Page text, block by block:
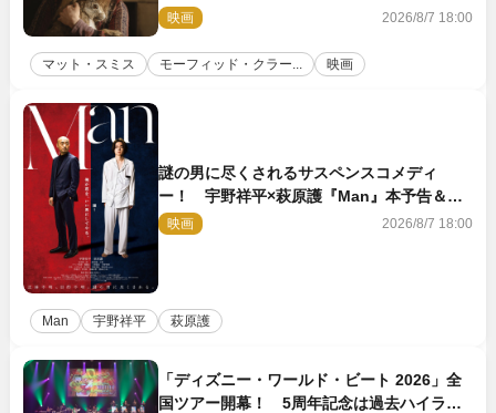
映画 2026/8/7 18:00
マット・スミス モーフィッド・クラー... 映画
謎の男に尽くされるサスペンスコメディ
ー！ 宇野祥平×萩原護『Man』本予告＆新
ビジュアル解禁
映画 2026/8/7 18:00
Man 宇野祥平 萩原護
「ディズニー・ワールド・ビート 2026」全
国ツアー開幕！ 5周年記念は過去ハイライ